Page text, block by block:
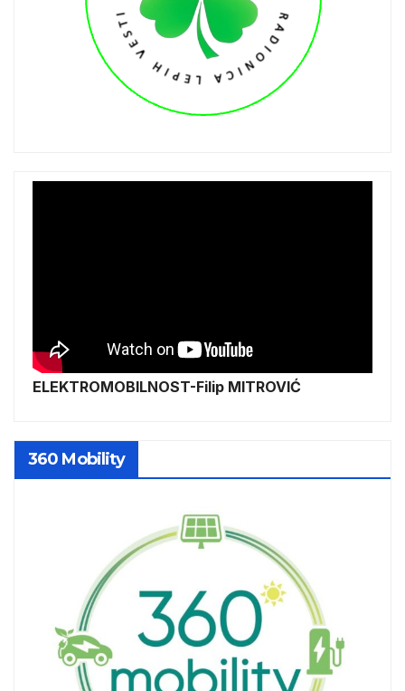
ELEKTROMOBILNOST-Filip MITROVIĆ
360 Mobility